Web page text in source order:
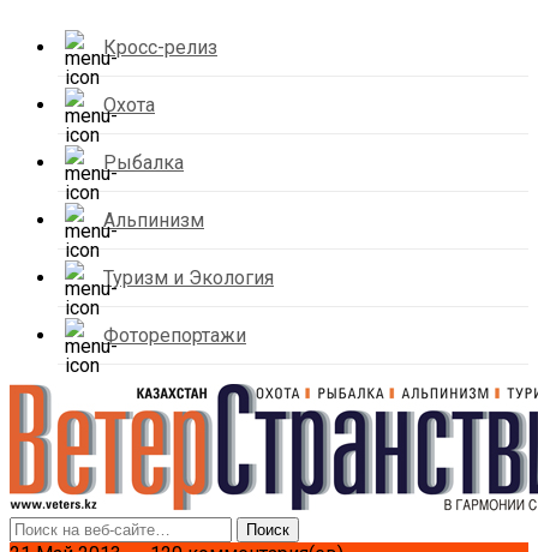
Кросс-релиз
Охота
Рыбалка
Альпинизм
Туризм и Экология
Фоторепортажи